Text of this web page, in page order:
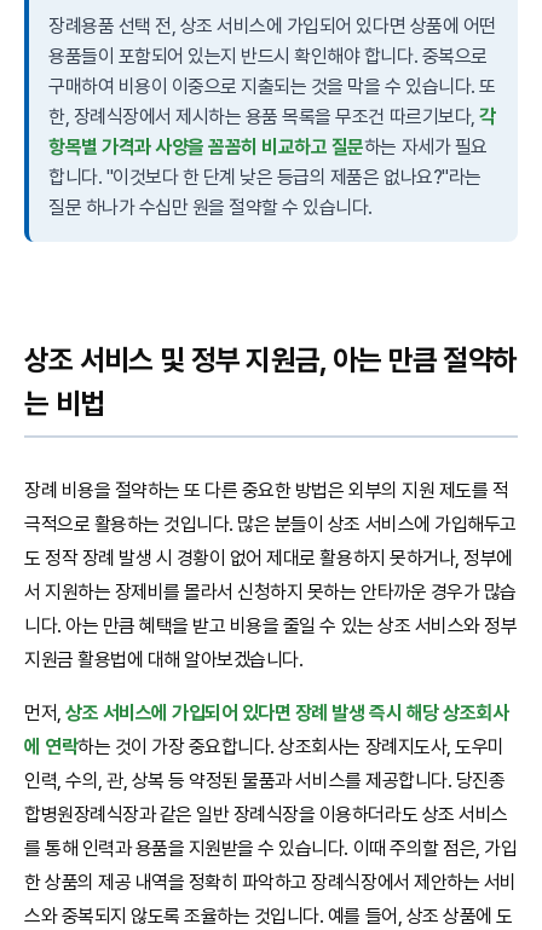
장례용품 선택 전, 상조 서비스에 가입되어 있다면 상품에 어떤
용품들이 포함되어 있는지 반드시 확인해야 합니다. 중복으로
구매하여 비용이 이중으로 지출되는 것을 막을 수 있습니다. 또
한, 장례식장에서 제시하는 용품 목록을 무조건 따르기보다,각
항목별 가격과 사양을 꼼꼼히 비교하고 질문하는 자세가 필요
합니다. "이것보다 한 단계 낮은 등급의 제품은 없나요?"라는
질문 하나가 수십만 원을 절약할 수 있습니다.
상조 서비스 및 정부 지원금, 아는 만큼 절약하
는 비법
장례 비용을 절약하는 또 다른 중요한 방법은 외부의 지원 제도를 적
극적으로 활용하는 것입니다. 많은 분들이 상조 서비스에 가입해두고
도 정작 장례 발생 시 경황이 없어 제대로 활용하지 못하거나, 정부에
서 지원하는 장제비를 몰라서 신청하지 못하는 안타까운 경우가 많습
니다. 아는 만큼 혜택을 받고 비용을 줄일 수 있는 상조 서비스와 정부
지원금 활용법에 대해 알아보겠습니다.
먼저,상조 서비스에 가입되어 있다면 장례 발생 즉시 해당 상조회사
에 연락하는 것이 가장 중요합니다. 상조회사는 장례지도사, 도우미
인력, 수의, 관, 상복 등 약정된 물품과 서비스를 제공합니다. 당진종
합병원장례식장과 같은 일반 장례식장을 이용하더라도 상조 서비스
를 통해 인력과 용품을 지원받을 수 있습니다. 이때 주의할 점은, 가입
한 상품의 제공 내역을 정확히 파악하고 장례식장에서 제안하는 서비
스와 중복되지 않도록 조율하는 것입니다. 예를 들어, 상조 상품에 도